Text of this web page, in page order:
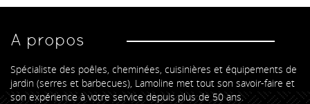
A propos
Spécialiste des poêles, cheminées, cuisinières et équipements de
jardin (serres et barbecues), Lamoline met tout son savoir-faire et
son expérience à votre service depuis plus de 50 ans.